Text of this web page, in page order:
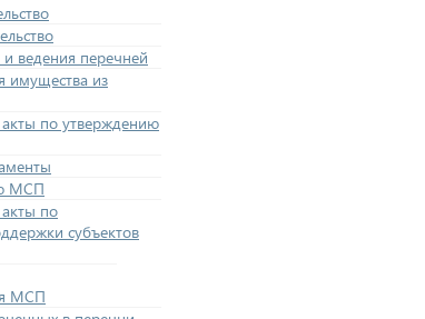
ведения перечней
имущества из
по утверждению
МСП
по
субъектов
МСП